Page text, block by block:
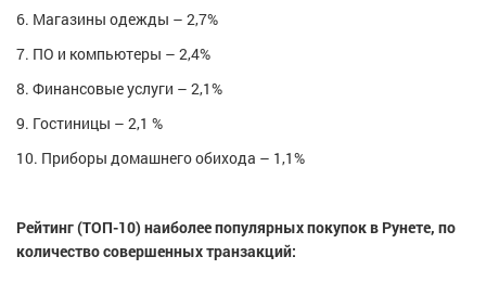
6. Магазины одежды – 2,7%
7. ПО и компьютеры – 2,4%
8. Финансовые услуги – 2,1%
9. Гостиницы – 2,1 %
10. Приборы домашнего обихода – 1,1%
Рейтинг (ТОП-10) наиболее популярных покупок в Рунете, по
количество совершенных транзакций: